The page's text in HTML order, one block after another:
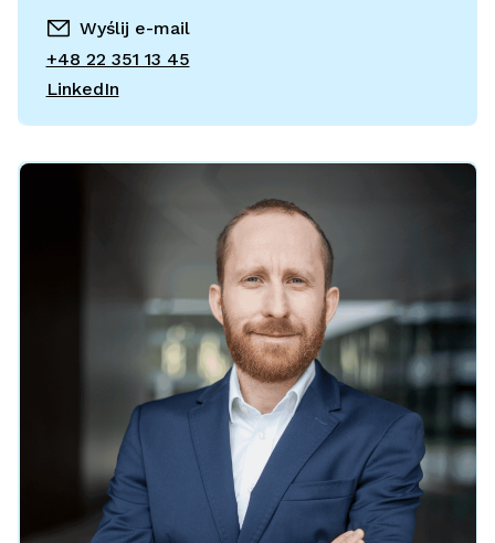
Wyślij e-mail
+48 22 351 13 45
LinkedIn